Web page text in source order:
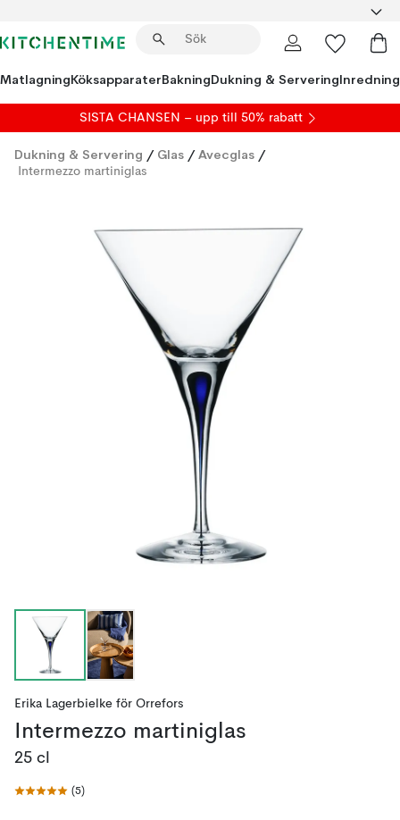
MatlagningKöksapparaterBakningDukning & ServeringInredning
SISTA CHANSEN – upp till 50% rabatt
Dukning & Servering / Glas / Avecglas /
Intermezzo martiniglas
Erika Lagerbielke för Orrefors
Intermezzo martiniglas
25 cl
(5)